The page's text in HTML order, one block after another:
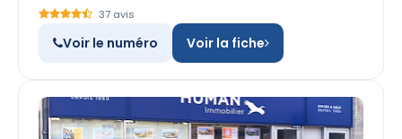
37 avis
Voir le numéro Voir la fiche